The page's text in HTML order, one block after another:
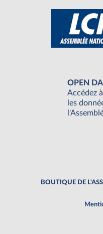
OPEN
Accédez
les
BOUTIQUE DE